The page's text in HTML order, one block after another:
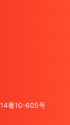
番10-605号